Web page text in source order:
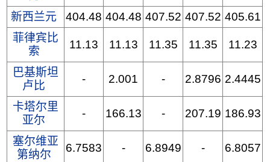
新西兰元 404.48 404.48 407.52 407.52 405.61
菲律宾比
索
11.13 11.13 11.35 11.35 11.23
巴基斯坦
卢比
- 2.001 - 2.8796 2.4445
卡塔尔里
亚尔
- 166.13 - 207.19 186.93
塞尔维亚
第纳尔
6.7583 - 6.8949 - 6.8057